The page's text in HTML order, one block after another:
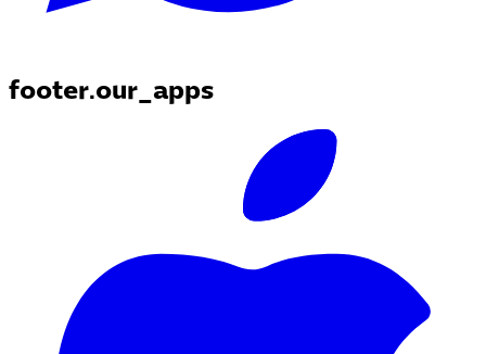
footer.our_apps